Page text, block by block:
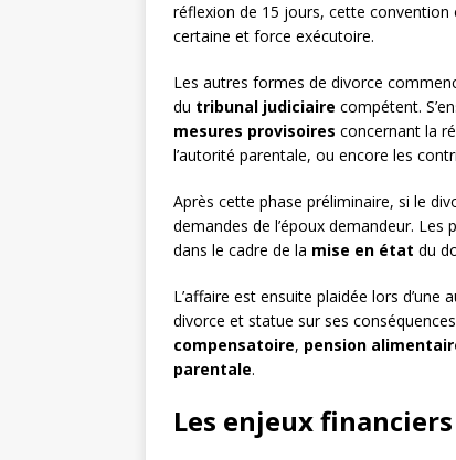
réflexion de 15 jours, cette convention
certaine et force exécutoire.
Les autres formes de divorce
du tribunal judiciaire compétent.
mesures provisoires concernant la
l’autorité parentale, ou encore les
Après cette phase préliminaire, si le
demandes de l’époux demandeur.
dans le cadre de la mise en état du
L’affaire est ensuite plaidée lors
divorce et statue sur ses
compensatoire, pension
parentale.
Les enjeux